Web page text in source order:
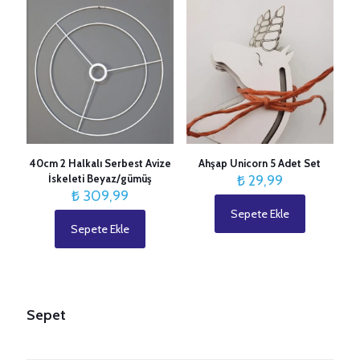
posta*
40cm 2 Halkalı Serbest Avize
İskeleti Beyaz/gümüş
₺ 309,99
Sepete Ekle
Ahşap Unicorn 5 Adet Set
₺29,99
Sepete Ekle
Sepet